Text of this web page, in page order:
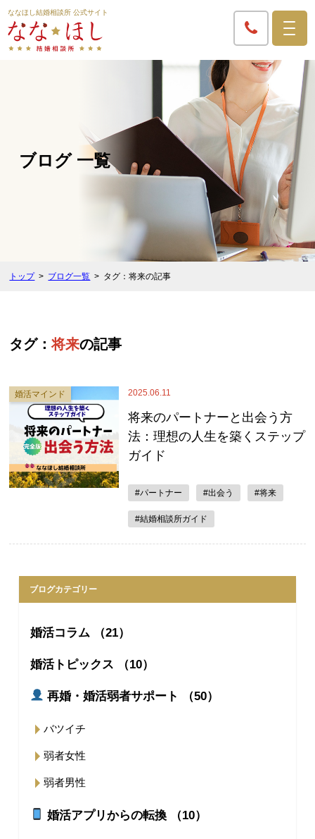
ななほし結婚相談所 公式サイト
ブログ 一覧
トップ ブログ一覧 タグ：将来の記事
タグ：将来の記事
2025.06.11
婚活マインド
将来のパートナーと出会う方
法：理想の人生を築くステップ
ガイド
#パートナー #出会う #将来
#結婚相談所ガイド
ブログカテゴリー
婚活コラム （21）
婚活トピックス （10）
再婚・婚活弱者サポート （50）
バツイチ
弱者女性
弱者男性
婚活アプリからの転換 （10）